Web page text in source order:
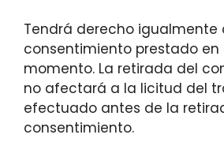
Tendrá derecho igualmente
consentimiento prestado en
momento. La retirada del
no afectará a la licitud del
efectuado antes de la
consentimiento.